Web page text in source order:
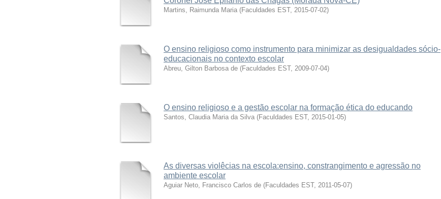
Martins, Raimunda Maria (Faculdades EST, 2015-07-02)
O ensino religioso como instrumento para minimizar as desigualdades sócio-
educacionais no contexto escolar
Abreu, Gilton Barbosa de (Faculdades EST, 2009-07-04)
O ensino religioso e a gestão escolar na formação ética do educando
Santos, Claudia Maria da Silva (Faculdades EST, 2015-01-05)
As diversas violêcias na escola:ensino, constrangimento e agressão no
ambiente escolar
Aguiar Neto, Francisco Carlos de (Faculdades EST, 2011-05-07)